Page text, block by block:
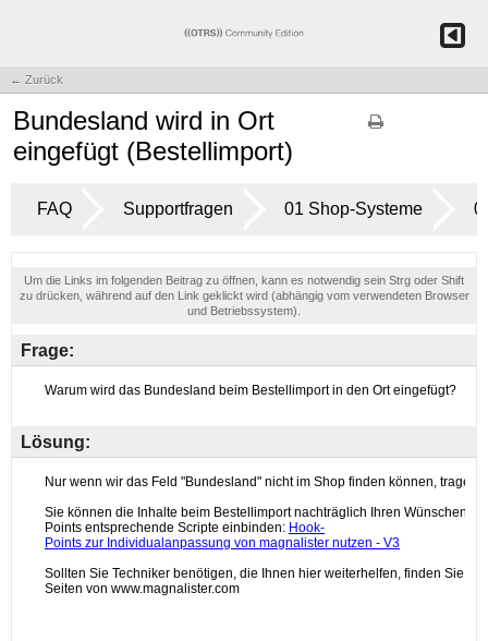
← Zurück
Bundesland wird in Ort
eingefügt (Bestellimport)
FAQ Supportfragen 01 Shop-Systeme
Um die Links im folgenden Beitrag zu öffnen, kann es notwendig sein Strg oder Shift
zu drücken, während auf den Link geklickt wird (abhängig vom verwendeten Browser
und Betriebssystem).
Frage:
Lösung: